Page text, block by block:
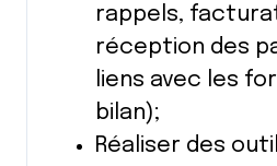
rappels,
réception des
liens avec les
bilan);
Réaliser des